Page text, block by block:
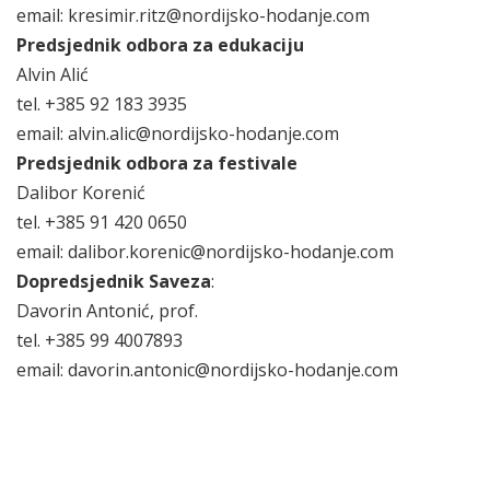
email: kresimir.ritz@nordijsko-hodanje.com
Predsjednik odbora za edukaciju
Alvin Alić
tel. +385 92 183 3935
email: alvin.alic@nordijsko-hodanje.com
Predsjednik odbora za festivale
Dalibor Korenić
tel. +385 91 420 0650
email: dalibor.korenic@nordijsko-hodanje.com
Dopredsjednik Saveza:
Davorin Antonić, prof.
tel. +385 99 4007893
email: davorin.antonic@nordijsko-hodanje.com